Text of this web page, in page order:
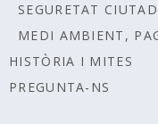
SEGURETAT
MEDI AMBIENT,
HISTÒRIA I MITES
PREGUNTA-NS